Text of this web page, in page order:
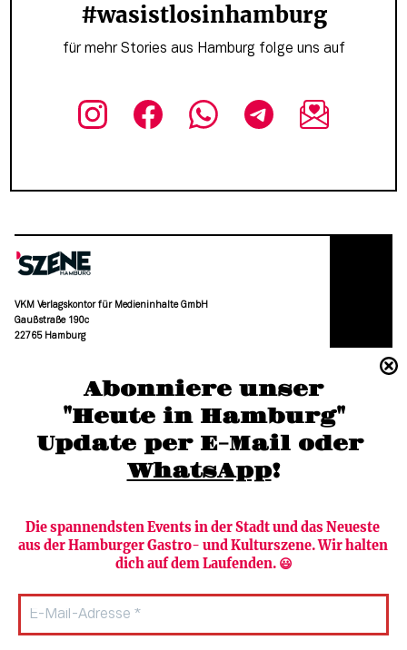
Abonniere unser
"Heute in Hamburg"
Update per E-Mail oder
WhatsApp!
Die spannendsten Events in der Stadt und das Neueste
aus der Hamburger Gastro- und Kulturszene. Wir halten
dich auf dem Laufenden. 😃
#wasistlosinhamburg
für mehr Stories aus Hamburg folge uns auf
VKM Verlagskontor für Medieninhalte GmbH
Gaußstraße 190c
22765 Hamburg
moc.grubmah-enezs@ofni
Newsletter abonnieren
HAMBURG PUR
Verlag